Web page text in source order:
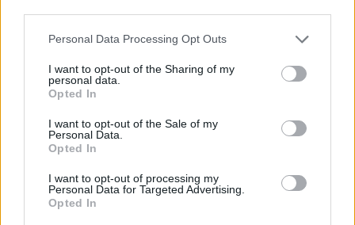
Personal Data Processing Opt Outs
I want to opt-out of the Sharing of my
personal data.
Opted In
I want to opt-out of the Sale of my
Personal Data.
Opted In
I want to opt-out of processing my
Personal Data for Targeted Advertising.
Opted In